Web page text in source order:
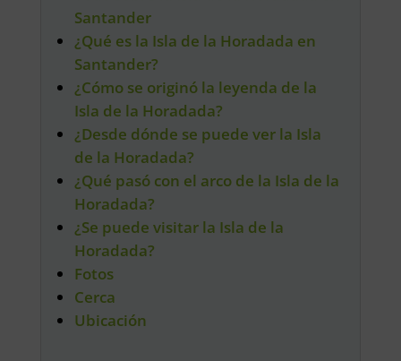
Santander
¿Qué es la Isla de la Horadada en
Santander?
¿Cómo se originó la leyenda de la
Isla de la Horadada?
¿Desde dónde se puede ver la Isla
de la Horadada?
¿Qué pasó con el arco de la Isla de la
Horadada?
¿Se puede visitar la Isla de la
Horadada?
Fotos
Cerca
Ubicación